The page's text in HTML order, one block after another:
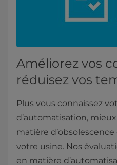
Améliorez vos
réduisez vos
Plus vous connaissez
d’automatisation,
matière
votre usine. Nos
en matière